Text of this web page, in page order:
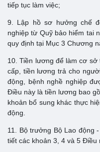
tiếp tục làm việc;
9. Lập hồ sơ hưởng chế
nghiệp từ Quỹ bảo hiểm tai
quy định tại Mục 3 Chương
10. Tiền lương để làm cơ
cấp, tiền lương trả cho
động, bệnh nghề nghiệp
Điều này là tiền lương bao
khoản bổ sung khác thực
động.
11. Bộ trưởng Bộ Lao động
tiết các khoản 3, 4 và 5 Điều